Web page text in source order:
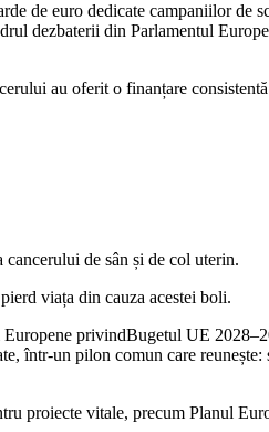
de euro dedicate campaniilor de
dezbaterii din Parlamentul
au oferit o finanțare consistentă
de sân și de col uterin.
viața din cauza acestei boli.
privindBugetul UE
într-un pilon comun care
proiecte vitale, precum Planul